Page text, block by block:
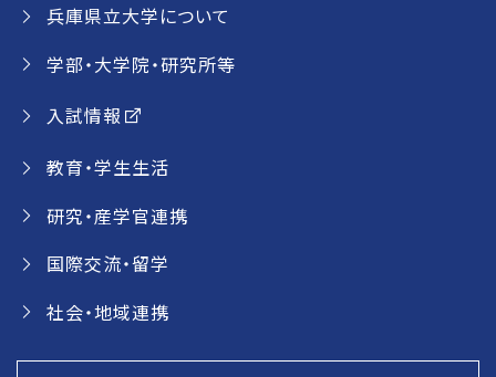
兵庫県立大学について
学部・大学院・研究所等
入試情報
教育・学生生活
研究・産学官連携
国際交流・留学
社会・地域連携